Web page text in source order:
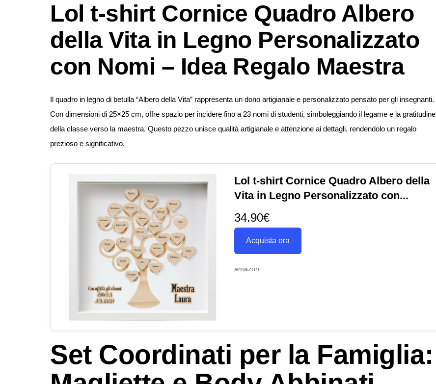
Lol t-shirt Cornice Quadro Albero
della Vita in Legno Personalizzato
con Nomi – Idea Regalo Maestra
Il quadro in legno di betulla “Albero della Vita” rappresenta un dono artigianale e personalizzato pensato per gli insegnanti.
Con dimensioni di 25×25 cm, offre spazio per incidere fino a 23 nomi di studenti, simboleggiando il legame e la gratitudine
della classe verso la maestra. Questo pezzo unisce qualità artigianale e attenzione ai dettagli, rendendolo un regalo
prezioso e significativo.
Lol t-shirt Cornice Quadro Albero della
Vita in Legno Personalizzato con...
34.90€
Acquista ora
amazon
Set Coordinati per la Famiglia: